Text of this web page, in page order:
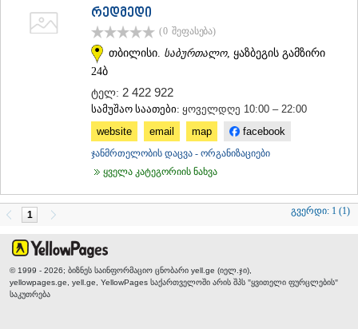
რედმედი
(0 შეფასება)
თბილისი. საბურთალო, ყაზბეგის გამზირი
24ბ
ტელ: 2 422 922
სამუშაო საათები: ყოველდღე 10:00 – 22:00
website
email map facebook
ჯანმრთელობის დაცვა - ორგანიზაციები
ყველა კატეგორიის ნახვა
1 გვერდი: 1 (1)
© 1999 - 2026; ბიზნეს საინფორმაციო ცნობარი yell.ge (იელ.ჯი),
yellowpages.ge, yell.ge, YellowPages საქართველოში არის შპს "ყვითელი ფურცლების"
საკუთრება